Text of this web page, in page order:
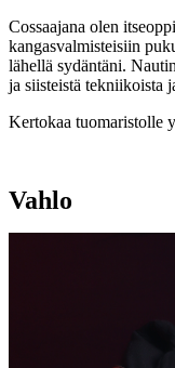
Cossaajana olen
kangasvalmisteisiin
lähellä sydäntäni.
ja siisteistä tekniikoista
Kertokaa tuomaristolle
Vahlo